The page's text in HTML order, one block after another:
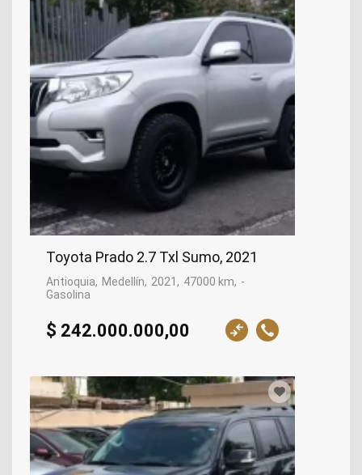
Toyota Prado 2.7 Txl Sumo, 2021
Antioquia Medellín 2021 47000 km
-
Gasolina
$ 242.000.000,00